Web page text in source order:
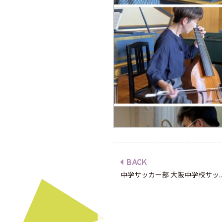
BACK
中学サッカー部 大阪中学校サッ